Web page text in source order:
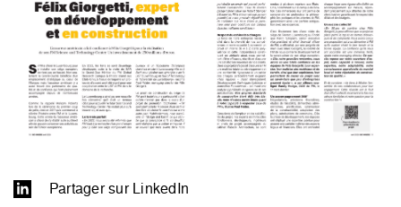
Partager sur LinkedIn